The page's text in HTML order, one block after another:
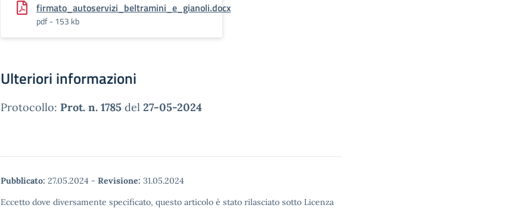
firmato_autoservizi_beltramini_e_gianoli.docx
pdf - 153 kb
Ulteriori informazioni
Protocollo: Prot. n. 1785 del 27-05-2024
Pubblicato: 27.05.2024 - Revisione: 31.05.2024
Eccetto dove diversamente specificato, questo articolo è stato rilasciato sotto Licenza